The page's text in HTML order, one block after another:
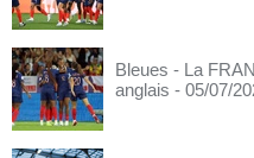
Bleues - La
anglais - 05/07/